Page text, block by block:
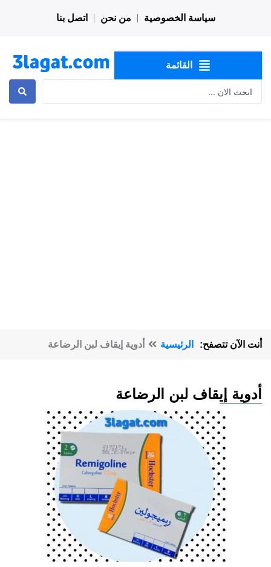
سياسة الخصوصية من نحن اتصل بنا
القائمة
أنت الآن تتصفح: الرئيسية أدوية إيقاف لبن الرضاعة
أدوية إيقاف لبن الرضاعة